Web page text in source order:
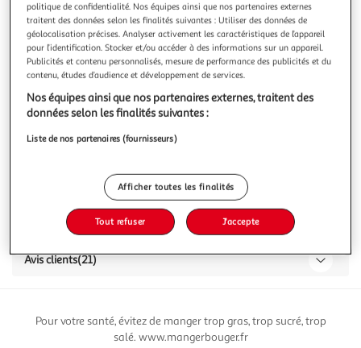
(21)
AUCHAN
Lait entier
Vous voulez connaître le prix de ce produit ?
Afficher le prix
Caractéristiques
Avis clients(21)
Pour votre santé, évitez de manger trop gras, trop sucré, trop
salé. www.mangerbouger.fr
politique de confidentialité. Nos équipes ainsi que nos partenaires externes
traitent des données selon les finalités suivantes : Utiliser des données de
géolocalisation précises. Analyser activement les caractéristiques de l’appareil
pour l’identification. Stocker et/ou accéder à des informations sur un appareil.
Publicités et contenu personnalisés, mesure de performance des publicités et du
contenu, études d’audience et développement de services.
Nos équipes ainsi que nos partenaires externes, traitent des
données selon les finalités suivantes :
Liste de nos partenaires (fournisseurs)
Afficher toutes les finalités
Tout refuser J'accepte